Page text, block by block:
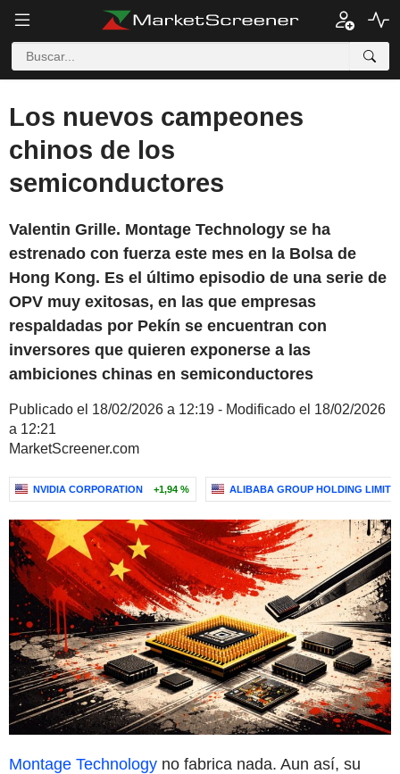
Los nuevos campeones
chinos de los
semiconductores
Valentin Grille. Montage Technology se ha
estrenado con fuerza este mes en la Bolsa de
Hong Kong. Es el último episodio de una serie de
OPV muy exitosas, en las que empresas
respaldadas por Pekín se encuentran con
inversores que quieren exponerse a las
ambiciones chinas en semiconductores
Publicado el 18/02/2026 a 12:19 - Modificado el 18/02/2026
a 12:21
MarketScreener.com
NVIDIA CORPORATION +1,94 % ALIBABA GROUP HOLDING
Montage Technology no fabrica nada. Aun así, su